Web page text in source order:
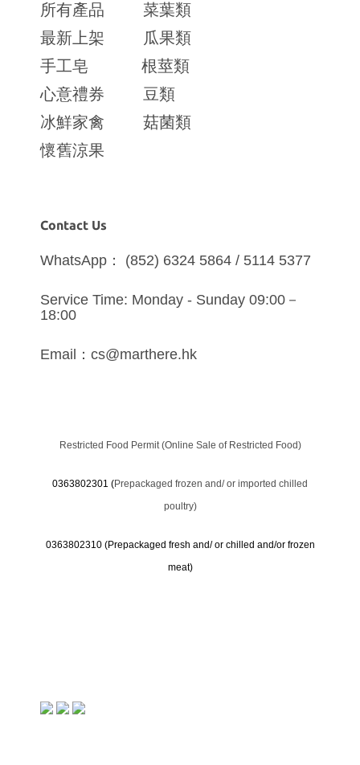
所有產品
菜葉類
最新上架
瓜果類
手工皂
根莖類
心意禮券
豆類
冰鮮家禽
菇菌類
懷舊涼果
Contact Us
WhatsApp： (852) 6324 5864 / 5114 5377
Service Time: Monday - Sunday 09:00－
18:00
Email：cs@marthere.hk
Restricted Food Permit (Online Sale of Restricted Food)
0363802301 (Prepackaged frozen and/ or imported chilled
poultry)
0363802310 (Prepackaged fresh and/ or chilled and/or frozen
meat)